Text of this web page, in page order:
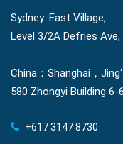
Sydney: East Village,
Level 3/2A Defries
China：Shanghai，
580 Zhongyi Building 6-
+617 3147 8730